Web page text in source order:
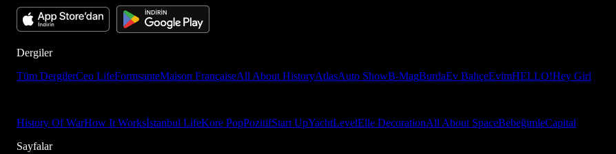
Dergiler
Tüm DergilerCeo LifeFormsanteMaison FrançaiseAll About HistoryAtlasAuto ShowB-MagBurdaEv BahçeEvimHELLO!Hey Girl
History Of WarHow It Worksİstanbul LifeKore PopPozitifStart UpYachtLevelElle DecorationAll About SpaceBebeğimleCapital
Sayfalar